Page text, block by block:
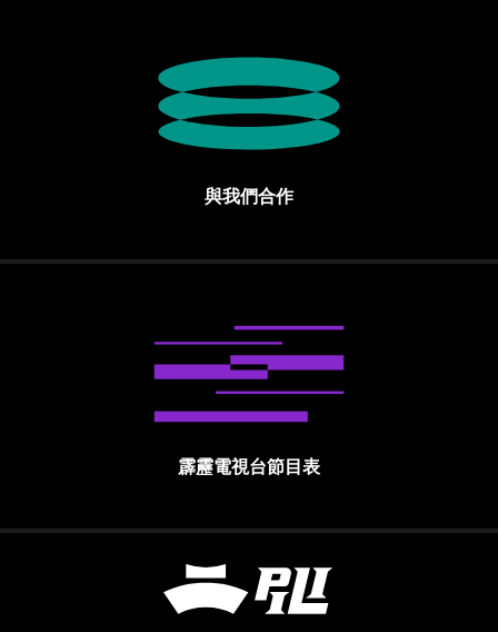
與我們合作
霹靂電視台節目表
霹靂國際多媒體股份有限公司 PILI